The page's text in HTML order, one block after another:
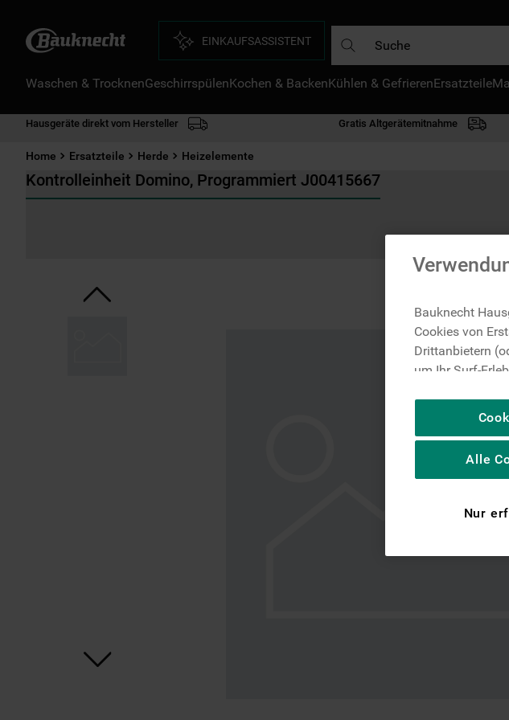
EINKAUFSASSISTENT
Waschen & TrocknenGeschirrspülenKochen & BackenKühlen & GefrierenErsatzteile
Hausgeräte direkt vom Hersteller Gratis Altgerätemitnahme
Home Ersatzteile Herde Heizelemente
Kontrolleinheit Domino, Programmiert J00415667
Bauknecht
Cookies von
Drittanbietern
um Ihr Surf-
um die
basierend auf
spezifische
Plattformen,
Nur
Alle
DIE HÄUFIGSTEN
mikrowelle
gefriertruhe
kühl-gefrierkombination